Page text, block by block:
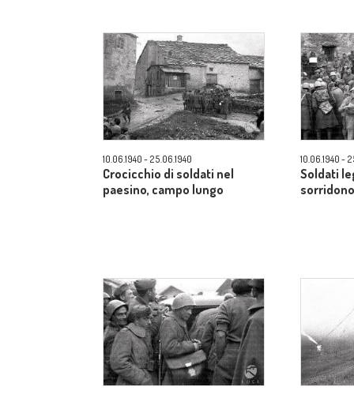
10.06.1940 - 25.06.1940
Crocicchio di soldati nel
paesino, campo lungo
10.06.1940 -
Soldati